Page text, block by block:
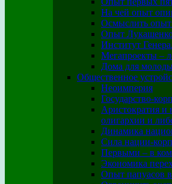
На чей опыт
Осмыслить
Опыт
Институт
Мегапроекты –
Дома для
Общественное
Неоимперия
Государство-
Аристократия и
олигархии и
Динамика
Сила нации-
Первыми – в
Экономика
Опыт папуасов